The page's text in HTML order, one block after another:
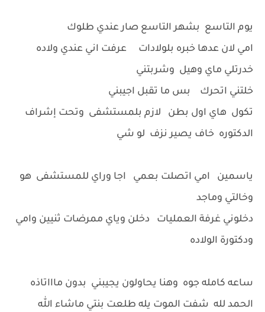
يوم التاسع بشهر التاسع صار عندي طلوك
امي لان عدها خبره بلولادات عرفت اني عندي ولاده
خدرتلي ماي وهيل وشربتني
خلتني اتحرك بس ما تقبل اجيبني
تكول هاي اول بطن لازم بلمستشفى وتحت إشراف
الدكتوره خاف يصير نزف لو شي
ياسمين امي اتصلت بعمي اجا وراي للمستشفى هو
وخالتي وماجد
دخلوني غرفة العمليات دخلن وياي ممرضات ثنيين وامي
ودكتورة الولاده
ساعه كامله جوه وهنا يحاولون يجيبني بدون ماااتاذه
الحمد لله شفت الموت يله طلعت بنتي ماشاء الله